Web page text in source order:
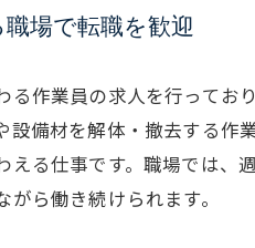
場で転職を歓迎
る作業員の求人を行って
設備材を解体・撤去する
える仕事です。職場では
ら働き続けられます。